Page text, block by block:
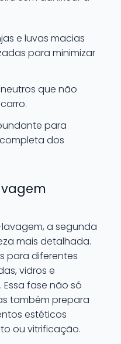
e luvas macias
para minimizar
que não
para
dos
a segunda
mais detalhada.
para diferentes
vidros e
fase não só
também prepara
estéticos
ou vitrificação.